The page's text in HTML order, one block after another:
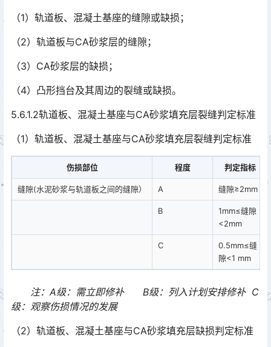
（1）轨道板、混凝土基座的缝隙或缺损；
（2）轨道板与CA砂浆层的缝隙；
（3）CA砂浆层的缺损；
（4）凸形挡台及其周边的裂缝或缺损。
5.6.1.2轨道板、混凝土基座与CA砂浆填充层裂缝判定标准
（1）轨道板、混凝土基座与CA砂浆填充层裂缝判定标准
伤损部位 程度 判定指标
缝隙(水泥砂浆与轨道板之间的缝隙） A 缝隙≥2mm
B
1mm≤缝隙
<2mm
C
0.5mm≤缝
隙<1 mm
注：A级：需立即修补 B级：列入计划安排修补 C
级：观察伤损情况的发展
（2）轨道板、混凝土基座与CA砂浆填充层缺损判定标准